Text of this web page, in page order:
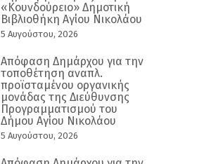
«Κουνδούρειο» Δημοτική
Βιβλιοθήκη Αγίου Νικολάου
5 Αυγούστου, 2026
Απόφαση Δημάρχου για την
τοποθέτηση αναπλ.
προϊσταμένου οργανικής
μονάδας της Διεύθυνσης
Προγραμματισμού του
Δήμου Αγίου Νικολάου
5 Αυγούστου, 2026